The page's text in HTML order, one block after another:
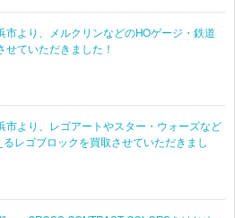
WACKY
031445041280
Monte Carlo
ポンティアッ
076513024284
市より、メルクリンなどのHOゲージ・鉄道
せていただきました！
市より、レゴアートやスター・ウォーズなど
レゴブロックを買取させていただきまし